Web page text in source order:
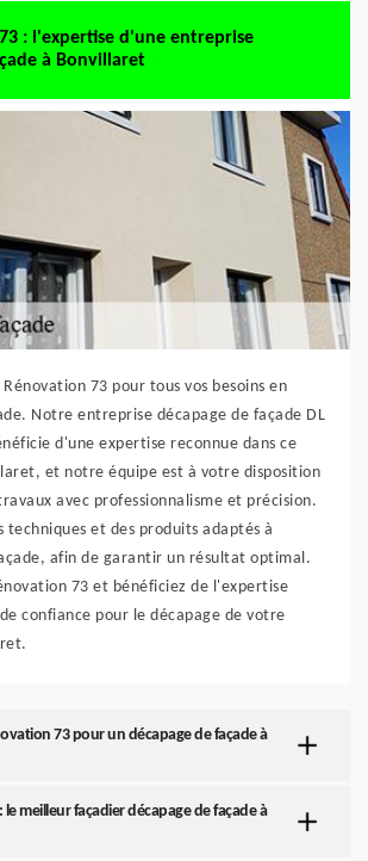
: l'expertise d'une entreprise
à Bonvillaret
73 pour tous vos besoins en
Notre entreprise décapage de façade DL
d'une expertise reconnue dans ce
et notre équipe est à votre disposition
avec professionnalisme et précision.
techniques et des produits adaptés à
afin de garantir un résultat optimal.
73 et bénéficiez de l'expertise
confiance pour le décapage de votre
73 pour un décapage de façade à
meilleur façadier décapage de façade à